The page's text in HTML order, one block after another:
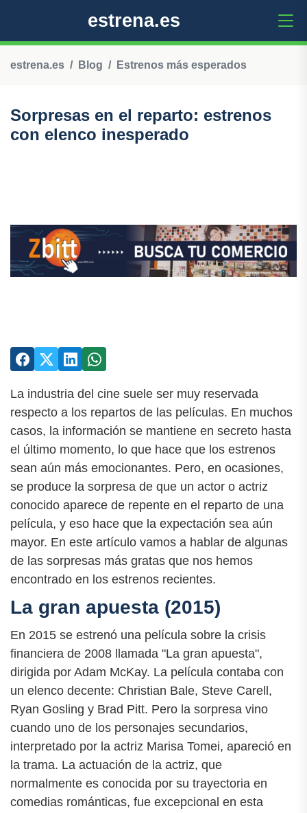
estrena.es
estrena.es Blog Estrenos más esperados
Sorpresas en el reparto: estrenos
con elenco inesperado
La industria del cine suele ser muy reservada
respecto a los repartos de las películas. En muchos
casos, la información se mantiene en secreto hasta
el último momento, lo que hace que los estrenos
sean aún más emocionantes. Pero, en ocasiones,
se produce la sorpresa de que un actor o actriz
conocido aparece de repente en el reparto de una
película, y eso hace que la expectación sea aún
mayor. En este artículo vamos a hablar de algunas
de las sorpresas más gratas que nos hemos
encontrado en los estrenos recientes.
La gran apuesta (2015)
En 2015 se estrenó una película sobre la crisis
financiera de 2008 llamada "La gran apuesta",
dirigida por Adam McKay. La película contaba con
un elenco decente: Christian Bale, Steve Carell,
Ryan Gosling y Brad Pitt. Pero la sorpresa vino
cuando uno de los personajes secundarios,
interpretado por la actriz Marisa Tomei, apareció en
la trama. La actuación de la actriz, que
normalmente es conocida por su trayectoria en
comedias románticas, fue excepcional en esta